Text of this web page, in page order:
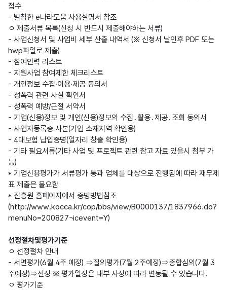
접수
- 별첨한 e나라도움 사용설명서 참조
ㅇ 제출서류 목록(신청 시 반드시 제출해야하는 서류)
- 사업신청서 및 사업비 세부 산출 내역서 (※ 신청서 날인후 PDF 또는
hwp파일로 제출)
- 참여인력 리스트
- 지원사업 참여제한 체크리스트
- 개인정보 수집·이용·제공 동의서
- 성폭력 관련 사실 확인서
- 성폭력 예방/근절 서약서
- 기업(신용)정보 및 개인(신용)정보의 수집․활용․제공․조회 동의서
- 사업자등록증 사본(기업 소재지역 확인용)
- 4대보험 납입증명(일자리 창출 확인용)
- 기타 필요서류(기타 사업 및 프로젝트 관련 참고 자료 있을시 첨부 가
능)
* 기업신용평가가 서류평가 통과 업체를 대상으로 진행됨에 따라 재무제
표 제출은 불요함
* 진흥원 홈페이지에서 증빙방법참조
(http://www.kocca.kr/cop/bbs/view/B0000137/1837966.do?
menuNo=200827¬icevent=Y)
선정절차및평가기준
ㅇ 선정절차 안내
- 서면평가(6월 4주 예정) ⇒질의평가(7월 2주예정)⇒종합심의(7월 3
주예정)⇒선정 ※ 평가일정은 내부 사정에 따라 변동될 수 있습니다.
ㅇ 평가기준